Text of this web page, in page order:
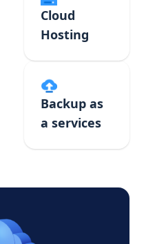
Cloud
Hosting
Backup as
a services